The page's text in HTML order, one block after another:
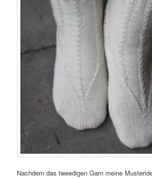
Nachdem das tweedigen Garn meine